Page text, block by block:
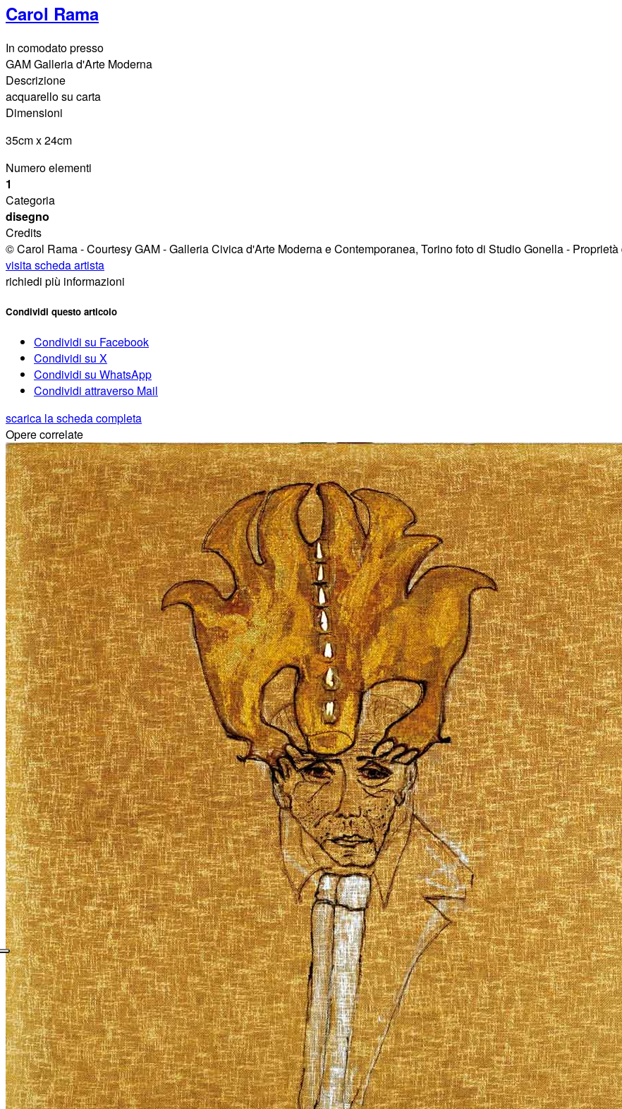
Carol Rama
In comodato presso
GAM Galleria d'Arte Moderna
Descrizione
acquarello su carta
Dimensioni
35cm x 24cm
Numero elementi
1
Categoria
disegno
Credits
© Carol Rama - Courtesy GAM - Galleria Civica d'Arte Moderna e Contemporanea, Torino foto di Studio Gonella -
visita scheda artista
richiedi più informazioni
Condividi questo articolo
Condividi su Facebook
Condividi su X
Condividi su WhatsApp
Condividi attraverso Mail
scarica la scheda completa
Opere correlate